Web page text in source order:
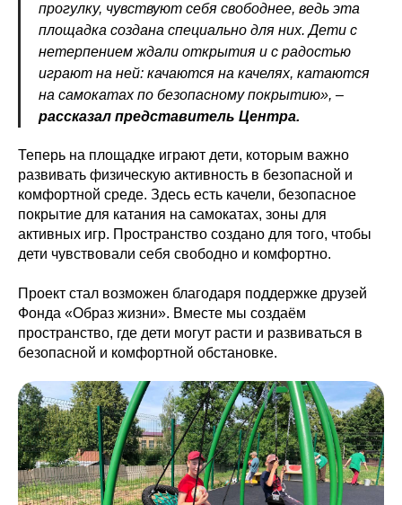
прогулку, чувствуют себя свободнее, ведь эта
площадка создана специально для них. Дети с
нетерпением ждали открытия и с радостью
играют на ней: качаются на качелях, катаются
на самокатах по безопасному покрытию», –
рассказал представитель Центра.
Теперь на площадке играют дети, которым важно
развивать физическую активность в безопасной и
комфортной среде. Здесь есть качели, безопасное
покрытие для катания на самокатах, зоны для
активных игр. Пространство создано для того, чтобы
дети чувствовали себя свободно и комфортно.
Проект стал возможен благодаря поддержке друзей
Фонда «Образ жизни». Вместе мы создаём
пространство, где дети могут расти и развиваться в
безопасной и комфортной обстановке.